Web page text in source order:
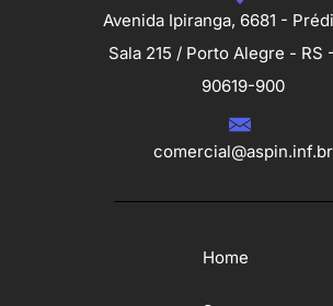
Avenida Ipiranga, 6681 -
Sala 215 / Porto Alegre - RS
90619-900
comercial@aspin.inf.br
Home